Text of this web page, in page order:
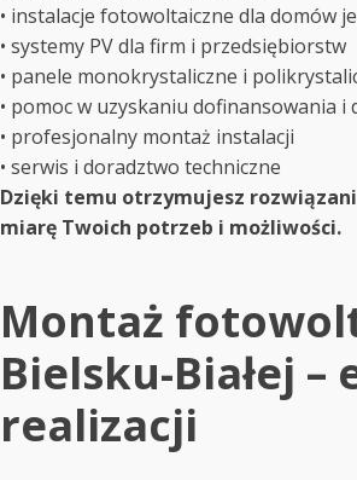
• instalacje fotowoltaiczne dla domów
• systemy PV dla firm i przedsiębiorstw
• panele monokrystaliczne i
• pomoc w uzyskaniu dofinansowania i
• profesjonalny montaż instalacji
• serwis i doradztwo techniczne
Dzięki temu otrzymujesz
miarę Twoich potrzeb i możliwości.
Montaż
Bielsku-Białej –
realizacji